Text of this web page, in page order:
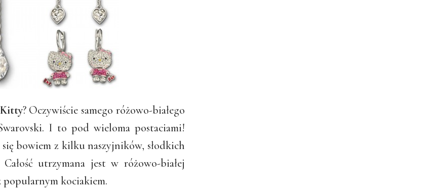
? Oczywiście samego różowo-białego
I to pod wieloma postaciami!
się bowiem z kilku naszyjników, słodkich
utrzymana jest w różowo-białej
popularnym kociakiem.